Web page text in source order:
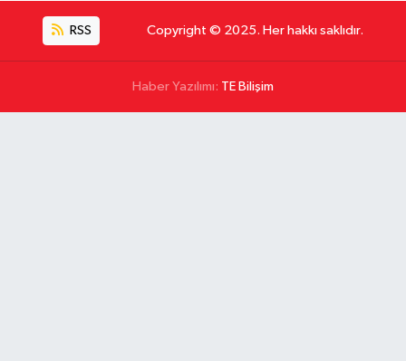
RSS Copyright © 2025. Her hakkı saklıdır.
Haber Yazılımı: TE Bilişim